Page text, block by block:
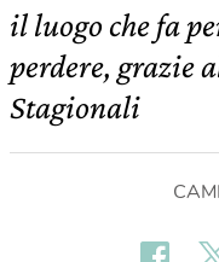
il luogo che fa
perdere, grazie
Stagionali